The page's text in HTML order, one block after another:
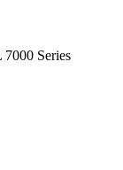
Series